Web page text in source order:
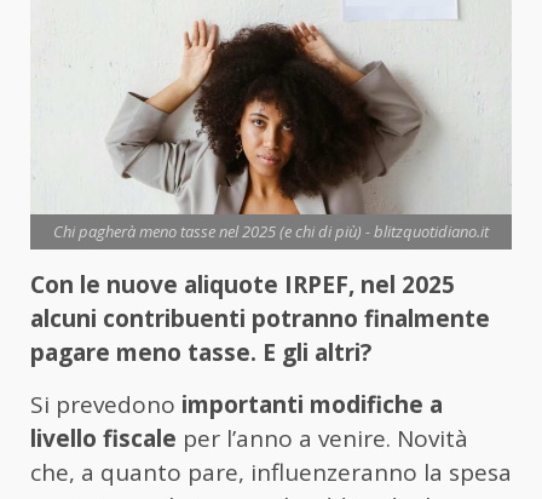
Chi pagherà meno tasse nel 2025 (e chi di più) - blitzquotidiano.it
Con le nuove aliquote IRPEF, nel 2025
alcuni contribuenti potranno finalmente
pagare meno tasse. E gli altri?
Si prevedono importanti modifiche a
livello fiscale per l’anno a venire. Novità
che, a quanto pare, influenzeranno la spesa